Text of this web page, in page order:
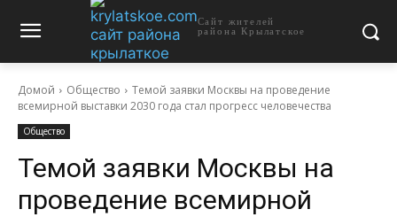
Сайт жителей
района Крылатское
Домой Общество
Темой заявки Москвы на проведение
всемирной выставки 2030 года стал прогресс человечества
Общество
Темой заявки Москвы на
проведение всемирной